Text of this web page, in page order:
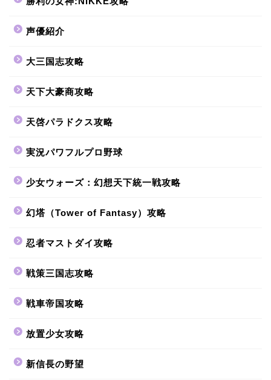
声優紹介
大三国志攻略
天下大豪商攻略
天啓パラドクス攻略
実況パワフルプロ野球
少女ウォーズ：幻想天下統一戦攻略
幻塔（Tower of Fantasy）攻略
忍者マストダイ攻略
戦策三国志攻略
戦車帝国攻略
放置少女攻略
新信長の野望